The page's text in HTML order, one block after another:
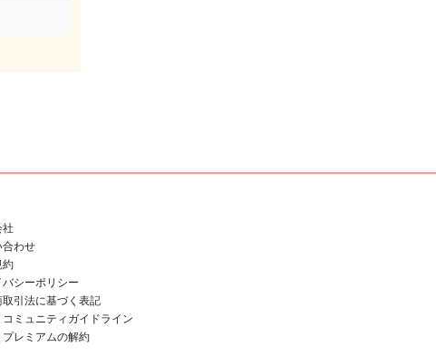
社
合わせ
約
バシーポリシー
取引法に基づく表記
コミュニティガイドライン
プレミアムの解約